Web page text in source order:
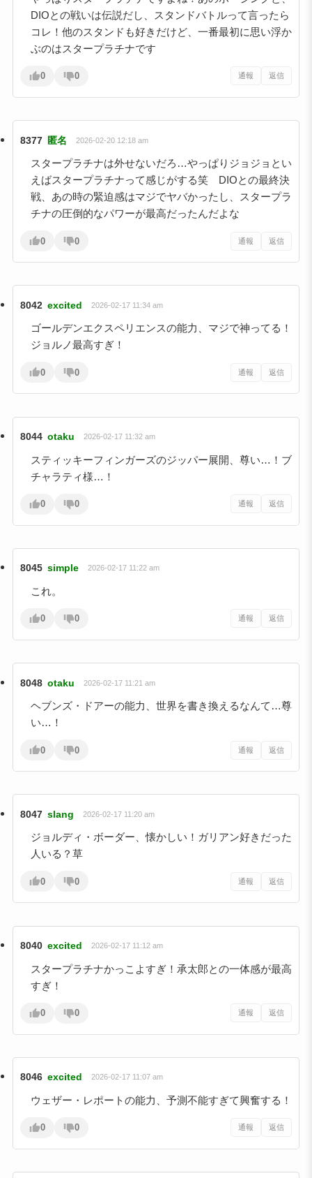
DIOとの戦いは伝説だし、スタンドバトルって言ったら
コレ！他のスタンドも好きだけど、一番最初に思い浮か
ぶのはスタープラチナです
0 0 通報 返信
8377 匿名 2026-02-20 12:18 am
スタープラチナは外せないだろ…やっぱりジョジョとい
えばスタープラチナって感じがする笑 DIOとの最終決
戦、あの時の緊迫感はマジでヤバかったし、スタープラ
チナの圧倒的なパワーが最高だったんだよな
0 0 通報 返信
8042 excited 2026-02-17 11:34 am
ゴールデンエクスペリエンスの能力、マジで神ってる！
ジョルノ最高すぎ！
0 0 通報 返信
8044 otaku 2026-02-17 11:32 am
スティッキーフィンガーズのジッパー展開、尊い…！ブ
チャラティ様…！
0 0 通報 返信
8045 simple 2026-02-17 11:22 am
これ。
0 0 通報 返信
8048 otaku 2026-02-17 11:21 am
ヘブンズ・ドアーの能力、世界を書き換えるなんて…尊
い…！
0 0 通報 返信
8047 slang 2026-02-17 11:20 am
ジョルディ・ボーダー、懐かしい！ガリアン好きだった
人いる？草
0 0 通報 返信
8040 excited 2026-02-17 11:12 am
スタープラチナかっこよすぎ！承太郎との一体感が最高
すぎ！
0 0 通報 返信
8046 excited 2026-02-17 11:07 am
ウェザー・レポートの能力、予測不能すぎて興奮する！
0 0 通報 返信